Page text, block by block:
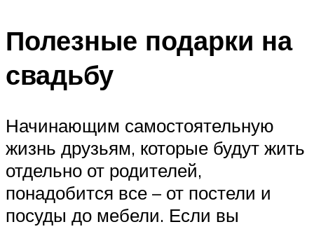
Полезные подарки на
свадьбу
Начинающим самостоятельную
жизнь друзьям, которые будут жить
отдельно от родителей,
понадобится все – от постели и
посуды до мебели. Если вы